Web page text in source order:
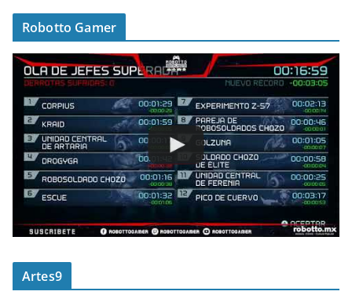
Robotto Gamer
Artes9